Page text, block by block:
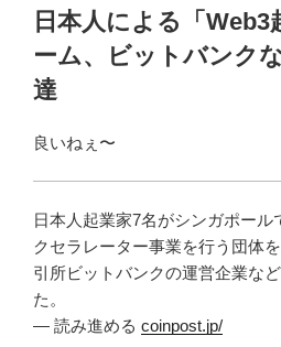
稿
日:
日本人による「Web3
ーム、ビットバンク
達
良いねぇ〜
日本人起業家7名がシンガポール
クセラレーター事業を行う団体
引所ビットバンクの運営企業な
た。
— 読み進める coinpost.jp/